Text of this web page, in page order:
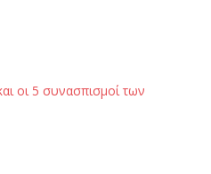
οι 5 συνασπισμοί των